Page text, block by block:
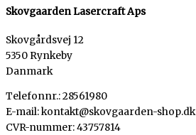
Skovgaarden Lasercraft Aps
Skovgårdsvej 12
5350 Rynkeby
Danmark
Telefonnr.: 28561980
E-mail: kontakt@skovgaarden-shop.dk
CVR-nummer:43757814